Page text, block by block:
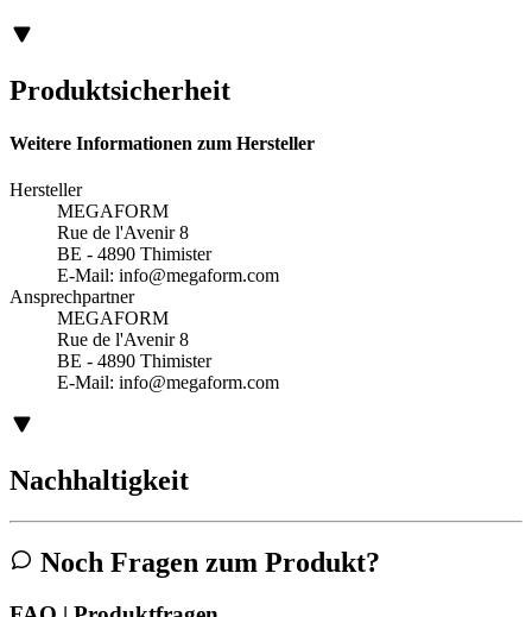
Produktsicherheit
Weitere Informationen zum Hersteller
Hersteller
MEGAFORM
Rue de l'Avenir 8
BE - 4890 Thimister
E-Mail: info@megaform.com
Ansprechpartner
MEGAFORM
Rue de l'Avenir 8
BE - 4890 Thimister
E-Mail: info@megaform.com
Nachhaltigkeit
Noch Fragen zum Produkt?